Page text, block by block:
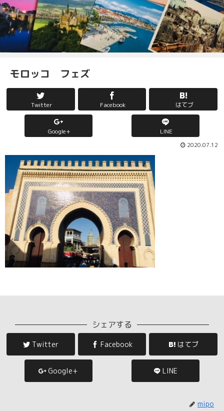
モロッコ フェズ
Twitter Facebook はてブ
Google+ LINE
2020.07.12
シェアする
Twitter Facebook はてブ
Google+ LINE
mipo